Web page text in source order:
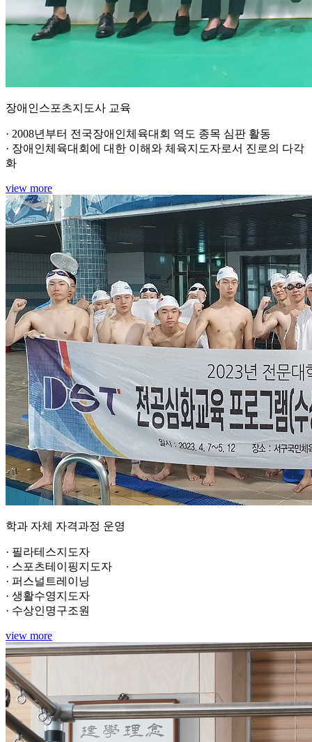
장애인스포츠지도사 교육
· 2008년부터 전국장애인체육대회 역도 종목 심판 활동
· 장애인체육대회에 대한 이해와 체육지도자로서 진로의 다각
화
view more
학과 자체 자격과정 운영
· 필라테스지도자
· 스포츠테이핑지도자
· 퍼스널트레이닝
· 생활수영지도자
· 수상인명구조원
view more